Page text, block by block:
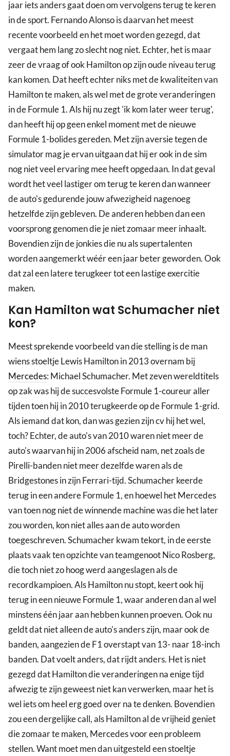
jaar iets anders gaat doen om vervolgens terug te keren
in de sport. Fernando Alonso is daarvan het meest
recente voorbeeld en het moet worden gezegd, dat
vergaat hem lang zo slecht nog niet. Echter, het is maar
zeer de vraag of ook Hamilton op zijn oude niveau terug
kan komen. Dat heeft echter niks met de kwaliteiten van
Hamilton te maken, als wel met de grote veranderingen
in de Formule 1. Als hij nu zegt 'ik kom later weer terug',
dan heeft hij op geen enkel moment met de nieuwe
Formule 1-bolides gereden. Met zijn aversie tegen de
simulator mag je ervan uitgaan dat hij er ook in de sim
nog niet veel ervaring mee heeft opgedaan. In dat geval
wordt het veel lastiger om terug te keren dan wanneer
de auto's gedurende jouw afwezigheid nagenoeg
hetzelfde zijn gebleven. De anderen hebben dan een
voorsprong genomen die je niet zomaar meer inhaalt.
Bovendien zijn de jonkies die nu als supertalenten
worden aangemerkt wéér een jaar beter geworden. Ook
dat zal een latere terugkeer tot een lastige exercitie
maken.
Kan Hamilton wat Schumacher niet
kon?
Meest sprekende voorbeeld van die stelling is de man
wiens stoeltje Lewis Hamilton in 2013 overnam bij
Mercedes: Michael Schumacher. Met zeven wereldtitels
op zak was hij de succesvolste Formule 1-coureur aller
tijden toen hij in 2010 terugkeerde op de Formule 1-grid.
Als iemand dat kon, dan was gezien zijn cv hij het wel,
toch? Echter, de auto's van 2010 waren niet meer de
auto's waarvan hij in 2006 afscheid nam, net zoals de
Pirelli-banden niet meer dezelfde waren als de
Bridgestones in zijn Ferrari-tijd. Schumacher keerde
terug in een andere Formule 1, en hoewel het Mercedes
van toen nog niet de winnende machine was die het later
zou worden, kon niet alles aan de auto worden
toegeschreven. Schumacher kwam tekort, in de eerste
plaats vaak ten opzichte van teamgenoot Nico Rosberg,
die toch niet zo hoog werd aangeslagen als de
recordkampioen. Als Hamilton nu stopt, keert ook hij
terug in een nieuwe Formule 1, waar anderen dan al wel
minstens één jaar aan hebben kunnen proeven. Ook nu
geldt dat niet alleen de auto's anders zijn, maar ook de
banden, aangezien de F1 overstapt van 13- naar 18-inch
banden. Dat voelt anders, dat rijdt anders. Het is niet
gezegd dat Hamilton die veranderingen na enige tijd
afwezig te zijn geweest niet kan verwerken, maar het is
wel iets om heel erg goed over na te denken. Bovendien
zou een dergelijke call, als Hamilton al de vrijheid geniet
die zomaar te maken, Mercedes voor een probleem
stellen. Want moet men dan uitgesteld een stoeltje